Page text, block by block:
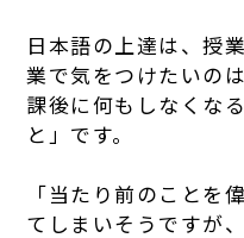
日本語の上達は、授
業で気をつけたいの
課後に何もしなくな
と」です。
「当たり前のことを
てしまいそうですが